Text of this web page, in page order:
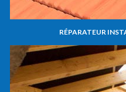
RÉPARATEUR